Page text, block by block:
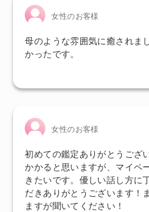
女性のお客様
母のような雰囲気に癒されま
かったです。
女性のお客様
初めての鑑定ありがとうござ
かかると思いますが、マイペ
きたいです。優しい話し方に
だきありがとうございます！
ますが聞いてください！